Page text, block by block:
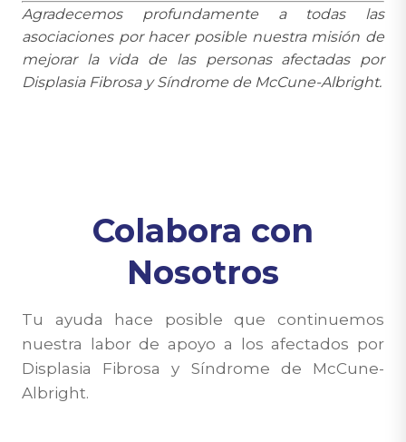
Agradecemos profundamente a todas las
asociaciones por hacer posible nuestra misión de
mejorar la vida de las personas afectadas por
Displasia Fibrosa y Síndrome de McCune-Albright.
Colabora con
Nosotros
Tu ayuda hace posible que continuemos
nuestra labor de apoyo a los afectados por
Displasia Fibrosa y Síndrome de McCune-
Albright.